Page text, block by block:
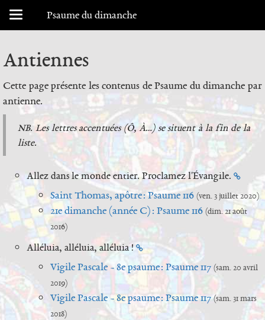
Menu déroulant
Psaume du dimanche
Antiennes
Cette page présente les contenus de Psaume du dimanche par
antienne.
NB. Les lettres accentuées (Ô, À…) se situent à la fin de la
liste.
Allez dans le monde entier. Proclamez l'Évangile.
Saint Thomas, apôtre : Psaume 116 (ven. 3 juillet 2020)
21e dimanche (année C) : Psaume 116 (dim. 21 août
2016)
Alléluia, alléluia, alléluia !
Vigile Pascale - 8e psaume : Psaume 117 (sam. 20 avril
2019)
Vigile Pascale - 8e psaume : Psaume 117 (sam. 31 mars
2018)